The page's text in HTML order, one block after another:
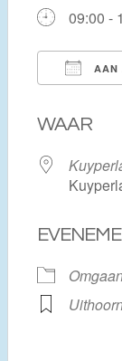
09:00 -
AAN
WAAR